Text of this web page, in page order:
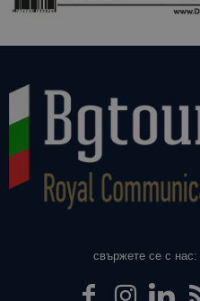
свържете се с нас: